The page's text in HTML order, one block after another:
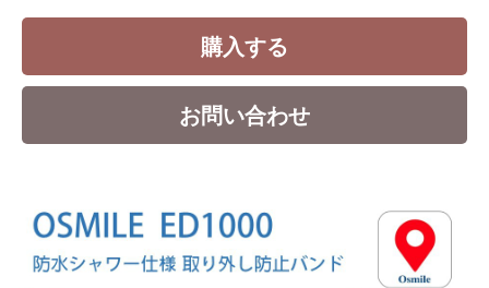
購入する
お問い合わせ